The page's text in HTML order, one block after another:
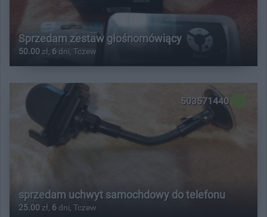
Sprzedam zestaw głośnomówiący
50.00 zł, 6 dni, Tczew
503571440
sprzedam uchwyt samochdowy do telefonu
25.00 zł, 6 dni, Tczew